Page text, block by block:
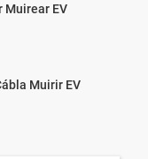
Muirear EV
Muirir EV